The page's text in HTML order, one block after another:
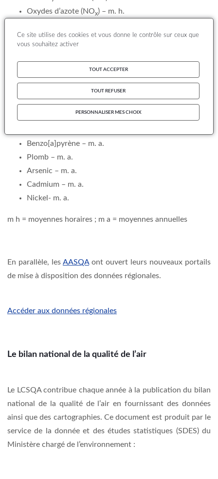
Oxydes d’azote (NOx) – m. h.
Particules de diamètre inférieur à 10 µm (PM
h.
Particules de diamètre inférieur à 2,5 µm (PM
Monoxyde de carbone (CO) – m. h.
Benzène – m. h. ou m. a. en fonction du type de
Benzo[a]pyrène – m. a.
Plomb – m. a.
Arsenic – m. a.
Cadmium – m. a.
Nickel- m. a.
m h = moyennes horaires ; m a = moyennes annuelles
En parallèle, les AASQAont ouvert leurs nouveaux portails
de mise à disposition des données régionales.
Accéder aux données régionales
Le bilan national de la qualité de l’air
Le LCSQA contribue chaque année à la publication du bilan
national de la qualité de l’air en fournissant des données
ainsi que des cartographies. Ce document est produit par le
service de la donnée et des études statistiques (SDES) du
Ministère chargé de l’environnement :
Ce site utilise des cookies et vous donne le contrôle sur ceux que
vous souhaitez activer
TOUT ACCEPTER
TOUT REFUSER
PERSONNALISER MES CHOIX